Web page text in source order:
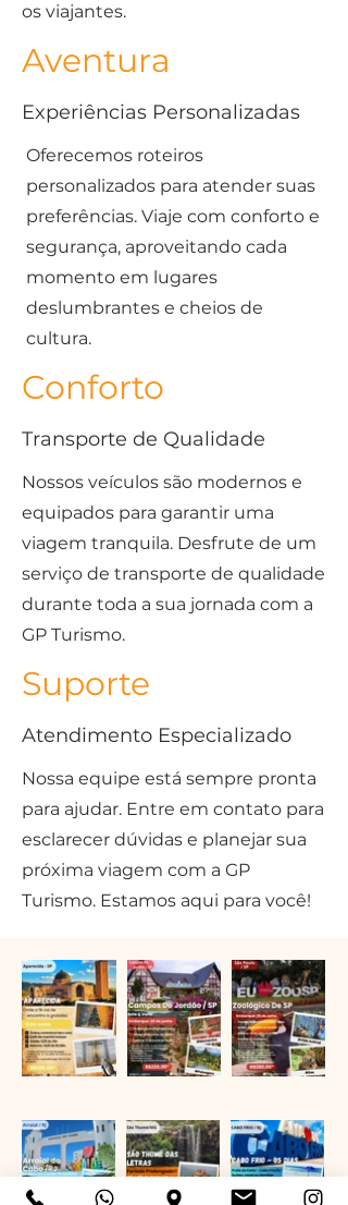
os viajantes.
Aventura
Experiências Personalizadas
Oferecemos roteiros
personalizados para atender suas
preferências. Viaje com conforto e
segurança, aproveitando cada
momento em lugares
deslumbrantes e cheios de
cultura.
Conforto
Transporte de Qualidade
Nossos veículos são modernos e
equipados para garantir uma
viagem tranquila. Desfrute de um
serviço de transporte de qualidade
durante toda a sua jornada com a
GP Turismo.
Suporte
Atendimento Especializado
Nossa equipe está sempre pronta
para ajudar. Entre em contato para
esclarecer dúvidas e planejar sua
próxima viagem com a GP
Turismo. Estamos aqui para você!